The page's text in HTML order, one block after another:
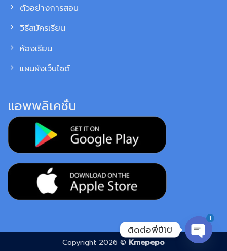
ตัวอย่างการสอน
วิธีสมัครเรียน
ห้องเรียน
แผนผังเว็บไซต์
แอพพลิเคชั่น
Copyright 2026 © Kmepepo
ติดต่อพี่ปีโป้
1